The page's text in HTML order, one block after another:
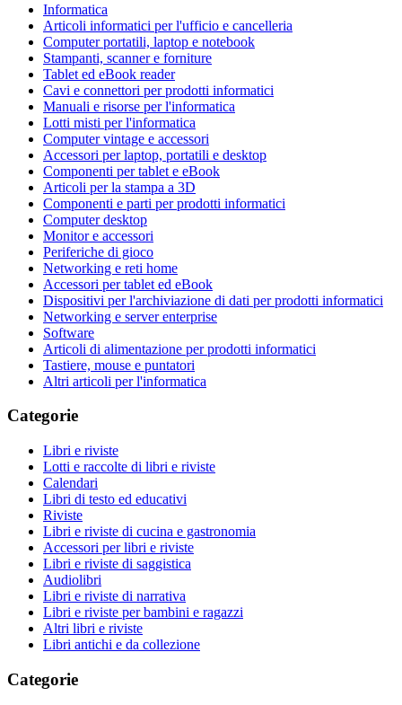
Informatica
Articoli informatici per l'ufficio e cancelleria
Computer portatili, laptop e notebook
Stampanti, scanner e forniture
Tablet ed eBook reader
Cavi e connettori per prodotti informatici
Manuali e risorse per l'informatica
Lotti misti per l'informatica
Computer vintage e accessori
Accessori per laptop, portatili e desktop
Componenti per tablet e eBook
Articoli per la stampa a 3D
Componenti e parti per prodotti informatici
Computer desktop
Monitor e accessori
Periferiche di gioco
Networking e reti home
Accessori per tablet ed eBook
Dispositivi per l'archiviazione di dati per prodotti informatici
Networking e server enterprise
Software
Articoli di alimentazione per prodotti informatici
Tastiere, mouse e puntatori
Altri articoli per l'informatica
Categorie
Libri e riviste
Lotti e raccolte di libri e riviste
Calendari
Libri di testo ed educativi
Riviste
Libri e riviste di cucina e gastronomia
Accessori per libri e riviste
Libri e riviste di saggistica
Audiolibri
Libri e riviste di narrativa
Libri e riviste per bambini e ragazzi
Altri libri e riviste
Libri antichi e da collezione
Categorie